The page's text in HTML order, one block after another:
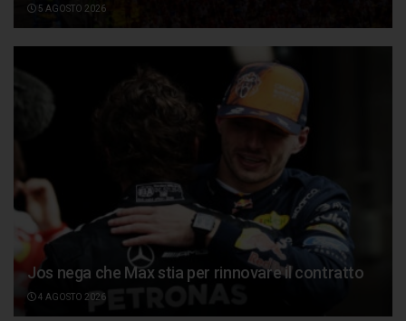
5 AGOSTO 2026
Jos nega che Max stia per rinnovare il contratto
4 AGOSTO 2026